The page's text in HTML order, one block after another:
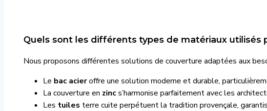
Quels sont les différents types de matériaux utilisés
Nous proposons différentes solutions de couverture adaptées aux
Le bac acieroffre une solution moderne et durable,
La couverture en zincs’harmonise parfaitement avec les
Les tuiles terre cuite perpétuent la tradition provençale,